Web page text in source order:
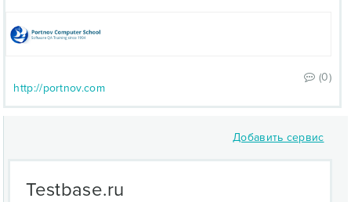
(0)
http://portnov.com
Добавить сервис
Testbase.ru